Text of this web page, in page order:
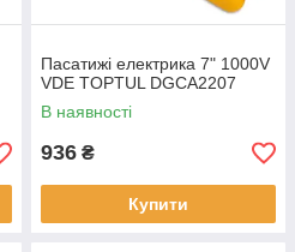
Пасатижі електрика 7" 1000V
VDE TOPTUL DGCA2207
В наявності
936 ₴
Купити